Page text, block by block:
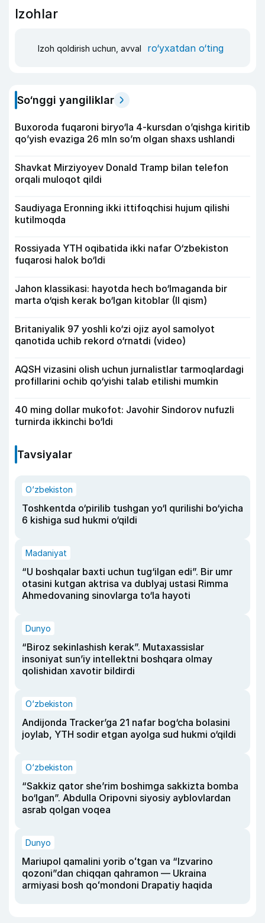
Izohlar
Izoh qoldirish uchun, avval ro‘yxatdan o‘ting
So‘nggi yangiliklar
Buxoroda fuqaroni biryo‘la 4-kursdan o’qishga kiritib
qo’yish evaziga 26 mln so’m olgan shaxs ushlandi
Shavkat Mirziyoyev Donald Tramp bilan telefon
orqali muloqot qildi
Saudiyaga Eronning ikki ittifoqchisi hujum qilishi
kutilmoqda
Rossiyada YTH oqibatida ikki nafar O‘zbekiston
fuqarosi halok bo‘ldi
Jahon klassikasi: hayotda hech bo‘lmaganda bir
marta o‘qish kerak bo‘lgan kitoblar (II qism)
Britaniyalik 97 yoshli ko‘zi ojiz ayol samolyot
qanotida uchib rekord o‘rnatdi (video)
AQSH vizasini olish uchun jurnalistlar tarmoqlardagi
profillarini ochib qo‘yishi talab etilishi mumkin
40 ming dollar mukofot: Javohir Sindorov nufuzli
turnirda ikkinchi bo‘ldi
Tavsiyalar
O‘zbekiston
Toshkentda o‘pirilib tushgan yo‘l qurilishi bo‘yicha
6 kishiga sud hukmi o‘qildi
Madaniyat
“U boshqalar baxti uchun tug‘ilgan edi”. Bir umr
otasini kutgan aktrisa va dublyaj ustasi Rimma
Ahmedovaning sinovlarga to‘la hayoti
Dunyo
“Biroz sekinlashish kerak”. Mutaxassislar
insoniyat sun’iy intellektni boshqara olmay
qolishidan xavotir bildirdi
O‘zbekiston
Andijonda Tracker’ga 21 nafar bog‘cha bolasini
joylab, YTH sodir etgan ayolga sud hukmi o‘qildi
O‘zbekiston
“Sakkiz qator she’rim boshimga sakkizta bomba
bo‘lgan”. Abdulla Oripovni siyosiy ayblovlardan
asrab qolgan voqea
Dunyo
Mariupol qamalini yorib oʻtgan va “Izvarino
qozoni”dan chiqqan qahramon — Ukraina
armiyasi bosh qoʻmondoni Drapatiy haqida